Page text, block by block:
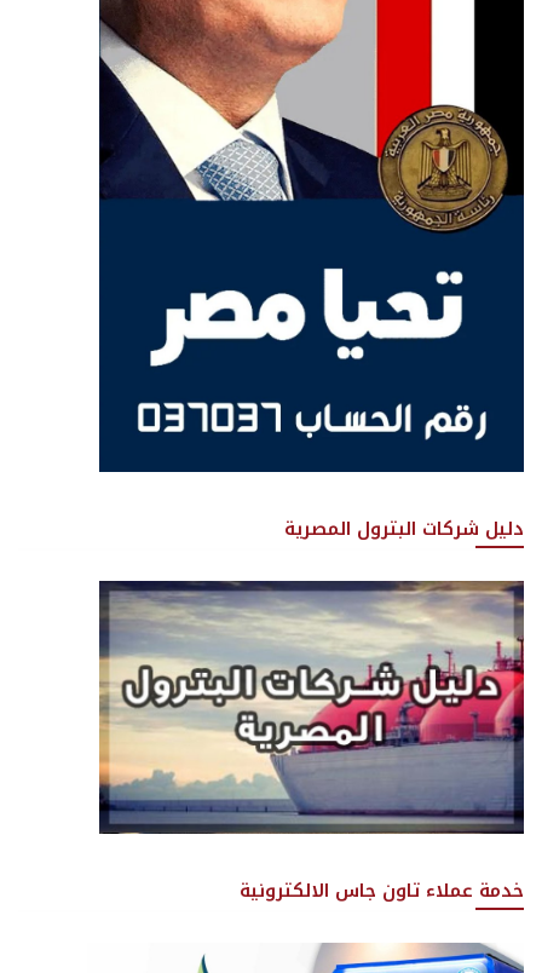
دليل شركات البترول المصرية
خدمة عملاء تاون جاس الالكترونية